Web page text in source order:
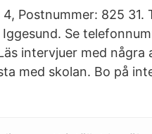
4, Postnummer: 825
Se
intervjuer med
med skolan. Bo på